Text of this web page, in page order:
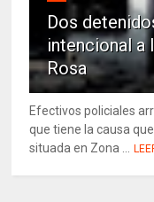
Dos
intencional a
Rosa
Efectivos policiales
que tiene la causa
situada en Zona ...